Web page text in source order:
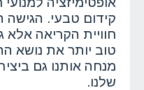
קידום טבעי.
חוויית הקריאה אלא
טוב יותר את נושא
מנחה אותנו גם
שלנו.